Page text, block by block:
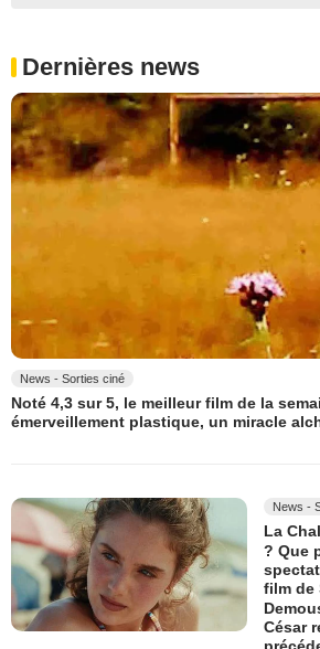
Dernières news
News - Sorties ciné
Noté 4,3 sur 5, le meilleur film de la
émerveillement plastique, un miracle
News -
La
? Que
film de
César